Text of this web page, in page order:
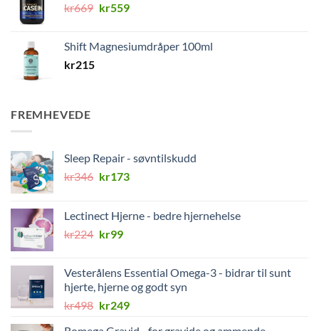
kr669 Opprinnelig
kr669.
kr559Nåværende
kr559.
Shift Magnesiumdråper 100ml
kr215
FREMHEVEDE
Sleep Repair - søvntilskudd
kr346 Opprinnelig
kr346.
kr173Nåværende
kr173.
Lectinect Hjerne - bedre hjernehelse
kr224 Opprinnelig
kr224.
kr99Nåværende
kr99.
Vesterålens Essential Omega-3 - bidrar til sunt
hjerte, hjerne og godt syn
kr498 Opprinnelig
kr249Nåværende